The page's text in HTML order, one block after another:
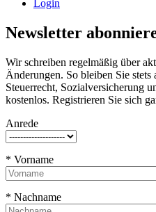
Login
Newsletter
Wir schreiben regelmäßig über
Änderungen. So bleiben Sie
Steuerrecht, Sozialversicherung
kostenlos. Registrieren Sie sich
Anrede
* Vorname
* Nachname